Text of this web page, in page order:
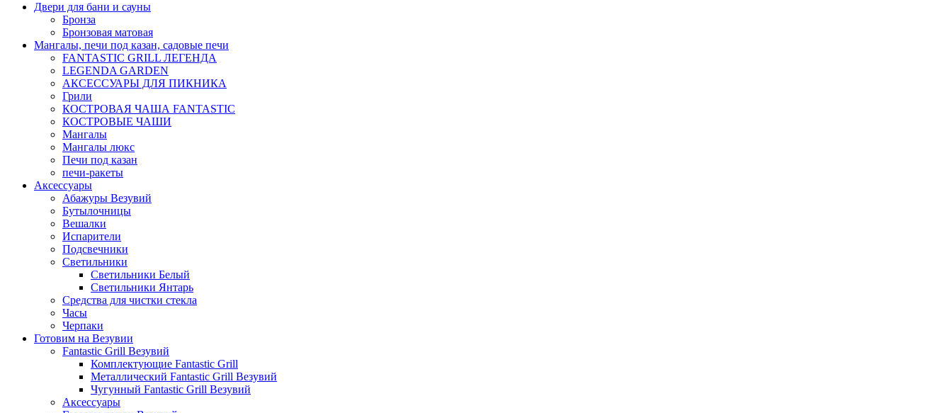
Двери для бани и сауны
Бронза
Бронзовая матовая
Мангалы, печи под казан, садовые печи
FANTASTIC GRILL ЛЕГЕНДА
LEGENDA GARDEN
АКСЕССУАРЫ ДЛЯ ПИКНИКА
Грили
КОСТРОВАЯ ЧАША FANTASTIC
КОСТРОВЫЕ ЧАШИ
Мангалы
Мангалы люкс
Печи под казан
печи-ракеты
Аксессуары
Абажуры Везувий
Бутылочницы
Вешалки
Испарители
Подсвечники
Светильники
Светильники Белый
Светильники Янтарь
Средства для чистки стекла
Часы
Черпаки
Готовим на Везувии
Fantastic Grill Везувий
Комплектующие Fantastic Grill
Металлический Fantastic Grill Везувий
Чугунный Fantastic Grill Везувий
Аксессуары